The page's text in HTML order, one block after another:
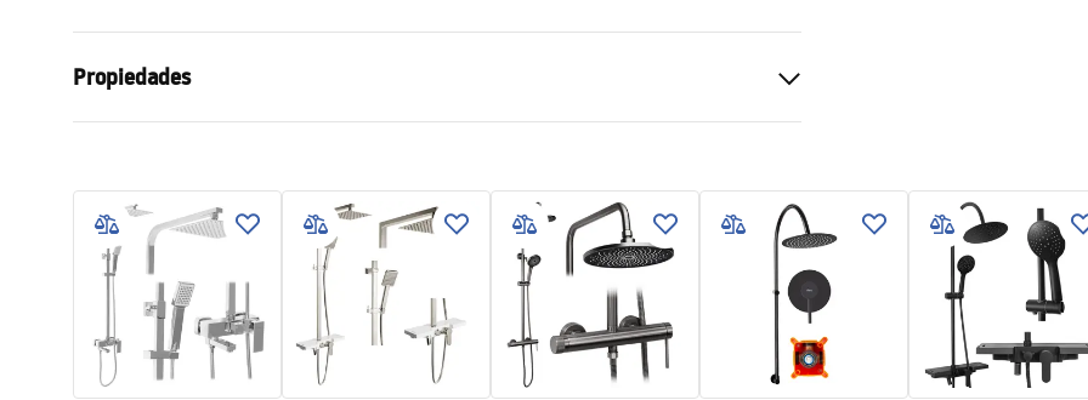
Propiedades
Tipo de cabina
Walk-in
Color del vidrio
Gris 8mm
Seria
Montaje
En el plato de ducha o en el suelo
Altura
mm